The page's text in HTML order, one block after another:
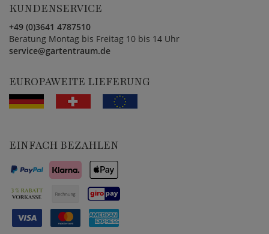
KUNDENSERVICE
+49 (0)3641 4787510
Beratung Montag bis Freitag 10 bis 14 Uhr
service@gartentraum.de
EUROPAWEITE LIEFERUNG
EINFACH BEZAHLEN